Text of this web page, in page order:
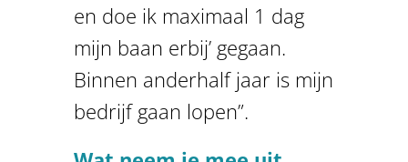
en doe ik maximaal 1 dag
mijn baan erbij’ gegaan.
Binnen anderhalf jaar is mijn
bedrijf gaan lopen”.